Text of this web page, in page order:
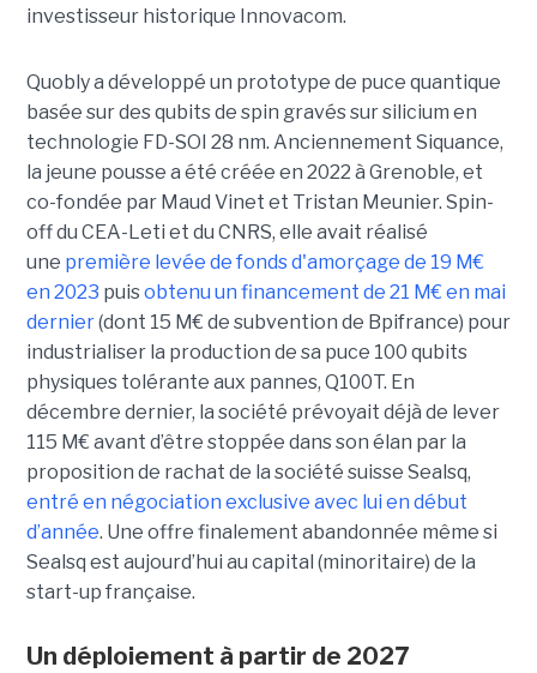
investisseur historique Innovacom.
Quobly a développé un prototype de puce quantique
basée sur des qubits de spin gravés sur silicium en
technologie FD-SOI 28 nm. Anciennement Siquance,
la jeune pousse a été créée en 2022 à Grenoble, et
co-fondée par Maud Vinet et Tristan Meunier. Spin-
off du CEA-Leti et du CNRS, elle avait réalisé
une première levée de fonds d'amorçage de 19 M€
en 2023 puisobtenu un financement de 21 M€ en mai
dernier(dont 15 M€ de subvention de Bpifrance) pour
industrialiser la production de sa puce 100 qubits
physiques tolérante aux pannes, Q100T. En
décembre dernier, la société prévoyait déjà de lever
115 M€ avant d’être stoppée dans son élan par la
proposition de rachat de la société suisse Sealsq,
entré en négociation exclusive avec lui en début
d’année. Une offre finalement abandonnée même si
Sealsq est aujourd’hui au capital (minoritaire) de la
start-up française.
Un déploiement à partir de 2027